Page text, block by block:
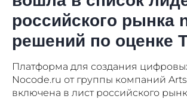
российского рынка
решений по оценке
Платформа для создания
Nocode.ru от группы компаний
включена в лист российского